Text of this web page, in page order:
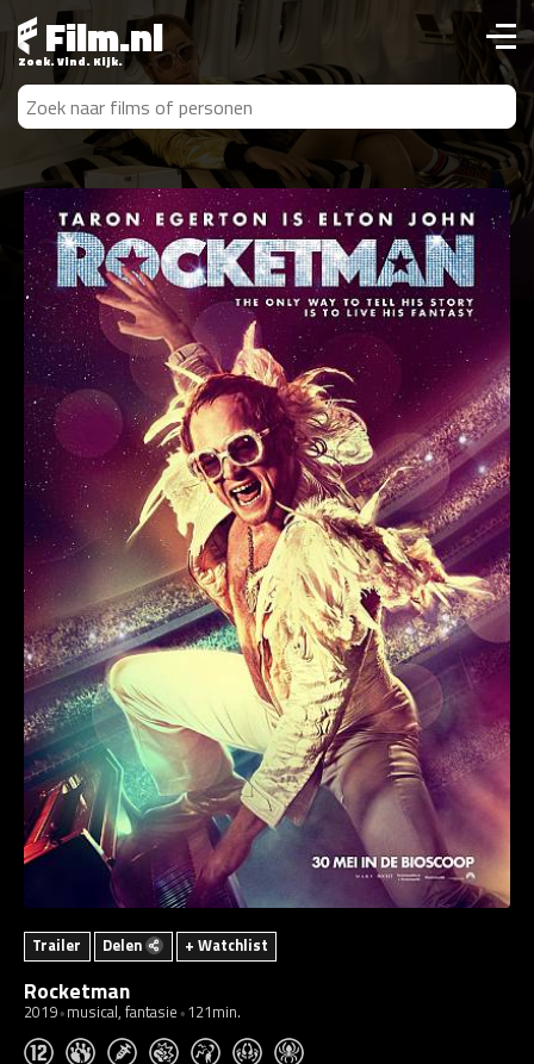
Film.nl
Zoek. Vind. Kijk.
Trailer Delen + Watchlist
Rocketman
2019 musical, fantasie 121min.